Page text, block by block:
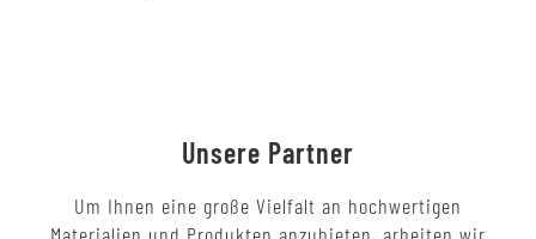
Unsere Partner
Um Ihnen eine große Vielfalt an hochwertigen